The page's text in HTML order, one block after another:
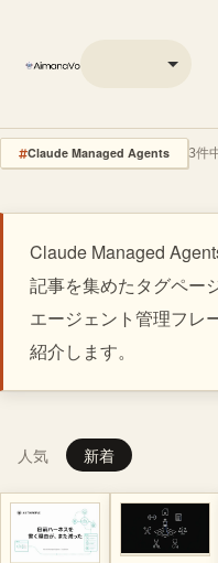
Claude Managed Agents 3件
Claude Managed
記事を集めたタグペー
エージェント管理フレ
紹介します。
人気 新着